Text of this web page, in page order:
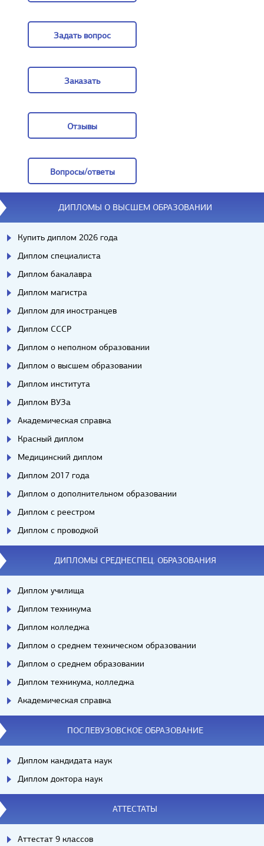
Задать вопрос
Заказать
Отзывы
Вопросы/ответы
Вопросы/ответы
ДИПЛОМЫ О ВЫСШЕМ ОБРАЗОВАНИИ
Купить диплом 2026 года
Диплом специалиста
Диплом бакалавра
Диплом магистра
Диплом для иностранцев
Диплом СССР
Диплом о неполном образовании
Диплом о высшем образовании
Диплом института
Диплом ВУЗа
Академическая справка
Красный диплом
Медицинский диплом
Диплом 2017 года
Диплом о дополнительном образовании
Диплом с реестром
Диплом с проводкой
ДИПЛОМЫ СРЕДНЕСПЕЦ. ОБРАЗОВАНИЯ
Диплом училища
Диплом техникума
Диплом колледжа
Диплом о среднем техническом образовании
Диплом о среднем образовании
Диплом техникума, колледжа
Академическая справка
ПОСЛЕВУЗОВСКОЕ ОБРАЗОВАНИЕ
Диплом кандидата наук
Диплом доктора наук
АТТЕСТАТЫ
Аттестат 9 классов